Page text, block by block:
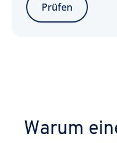
Prüfen
Warum